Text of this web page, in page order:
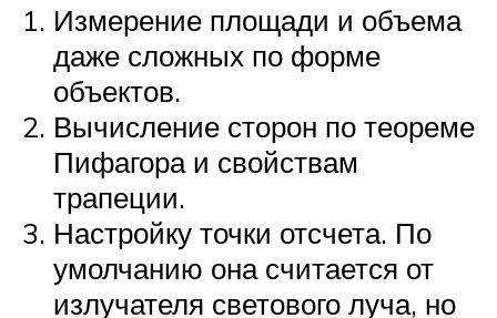
Измерение площади и объема
даже сложных по форме
объектов.
Вычисление сторон по теореме
Пифагора и свойствам
трапеции.
Настройку точки отсчета. По
умолчанию она считается от
излучателя светового луча, но